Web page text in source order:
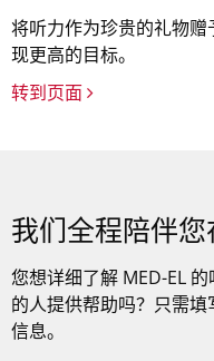
将听力作为珍贵的礼物
现更高的目标。
转到页面
我们全程陪伴
您想详细了解 MED-EL 的
的人提供帮助吗？只需
信息。